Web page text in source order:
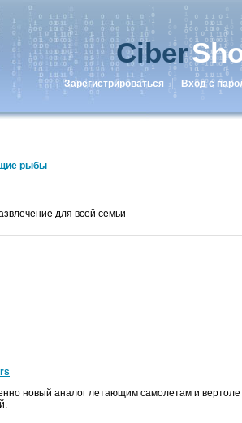
Ciber
Зарегистрироваться Вход с
рыбы
для всей семьи
новый аналог летающим самолетам и